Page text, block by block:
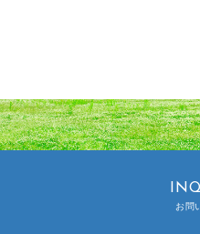
お問